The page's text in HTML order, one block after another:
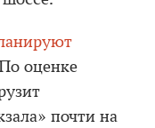
оценке
почти на